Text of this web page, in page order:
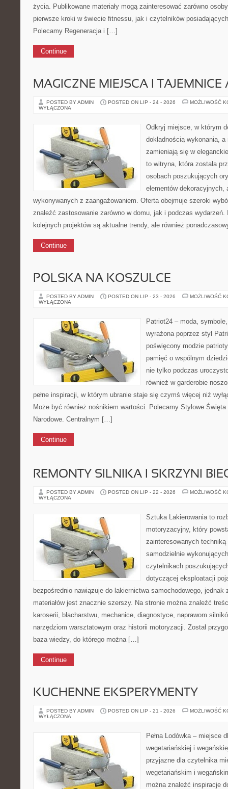
życia. Publikowane materiały mogą zainteresować zarówno
pierwsze kroki w świecie fitnessu, jak i czytelników
Polecamy Regeneracja i […]
Continue
MAGICZNE MIEJSCA I TAJEMNICE
POSTED BY ADMIN POSTED ON LIP - 24 - 2026
MOŻLIWOŚĆ
WYŁĄCZONA
Odkryj miejsce, w którym
dokładnością wykonania,
zamieniają się w
to witryna, która została
osobach poszukujących
elementów dekoracyjnych,
wykonywanych z zaangażowaniem. Oferta obejmuje szeroki
znaleźć zastosowanie zarówno w domu, jak i podczas wydarzeń.
kolejnych projektów są aktualne trendy, ale również
Continue
POLSKA NA KOSZULCE
POSTED BY ADMIN POSTED ON LIP - 23 - 2026
MOŻLIWOŚĆ
WYŁĄCZONA
Patriot24 – moda,
wyrażona poprzez styl
poświęcony modzie
pamięć o wspólnym
nie tylko podczas
również w garderobie
pełne inspiracji, w którym ubranie staje się czymś więcej niż
Może być również nośnikiem wartości. Polecamy Stylowe
Narodowe. Centralnym […]
Continue
REMONTY SILNIKA I SKRZYNI
POSTED BY ADMIN POSTED ON LIP - 22 - 2026
MOŻLIWOŚĆ
WYŁĄCZONA
Sztuka Lakierowania to
motoryzacyjny, który
zainteresowanych
samodzielnie
czytelnikach
dotyczącej eksploatacji
bezpośrednio nawiązuje do lakiernictwa samochodowego, jednak
materiałów jest znacznie szerszy. Na stronie można znaleźć
karoserii, blacharstwu, mechanice, diagnostyce, naprawom
narzędziom warsztatowym oraz historii motoryzacji. Został
baza wiedzy, do którego można […]
Continue
KUCHENNE EKSPERYMENTY
POSTED BY ADMIN POSTED ON LIP - 21 - 2026
MOŻLIWOŚĆ
WYŁĄCZONA
Pełna Lodówka – miejsce
wegetariańskiej i
przyjazne dla czytelnika
wegetariańskim i
można znaleźć inspiracje